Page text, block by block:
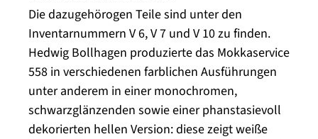
Die dazugehörogen Teile sind unter den
Inventarnummern V 6, V 7 und V 10 zu finden.
Hedwig Bollhagen produzierte das Mokkaservice
558 in verschiedenen farblichen Ausführungen
unter anderem in einer monochromen,
schwarzglänzenden sowie einer phanstasievoll
dekorierten hellen Version: diese zeigt weiße